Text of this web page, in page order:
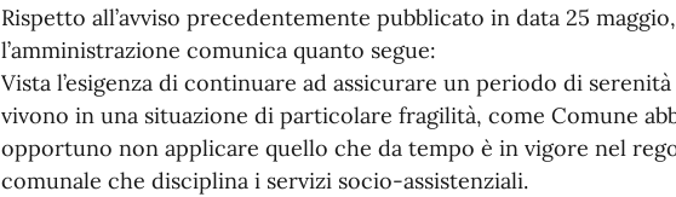
Rispetto all’avviso precedentemente pubblicato in data 25 maggio,
l’amministrazione comunica quanto segue:
Vista l’esigenza di continuare ad assicurare un periodo di
vivono in una situazione di particolare fragilità, come Comune
opportuno non applicare quello che da tempo è in vigore nel
comunale che disciplina i servizi socio-assistenziali.